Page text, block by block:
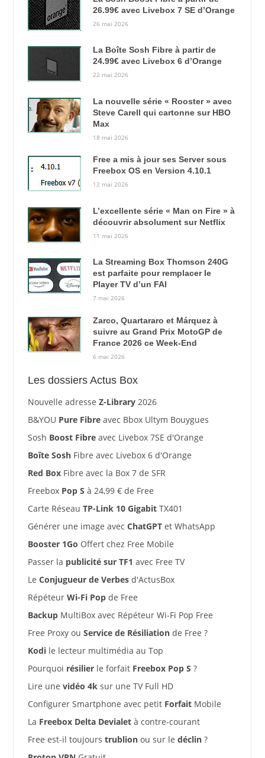
26.99€ avec Livebox 7 SE d’Orange
26 mai 2026
La Boîte Sosh Fibre à partir de
24.99€ avec Livebox 6 d’Orange
22 mai 2026
La nouvelle série « Rooster » avec
Steve Carell qui cartonne sur HBO
Max
18 mai 2026
Free a mis à jour ses Server sous
Freebox OS en Version 4.10.1
12 mai 2026
L’excellente série « Man on Fire » à
découvrir absolument sur Netflix
11 mai 2026
La Streaming Box Thomson 240G
est parfaite pour remplacer le
Player TV d’un FAI
7 mai 2026
Zarco, Quartararo et Márquez à
suivre au Grand Prix MotoGP de
France 2026 ce Week-End
6 mai 2026
Les dossiers Actus Box
Nouvelle adresse Z-Library2026
B&YOU Pure Fibreavec Bbox Ultym Bouygues
Sosh Boost Fibreavec Livebox 7SE d'Orange
Boîte SoshFibre avec Livebox 6 d'Orange
Red BoxFibre avec la Box 7 de SFR
Freebox Pop S à 24,99 € de Free
Carte Réseau TP-Link 10 GigabitTX401
Générer une image avec ChatGPTet WhatsApp
Booster 1Go Offert chez Free Mobile
Passer la publicité sur TF1 avec Free TV
Le Conjugueur de Verbesd'ActusBox
Répéteur Wi-Fi Popde Free
BackupMultiBox avec Répéteur Wi-Fi Pop Free
Free Proxy ou Service de Résiliationde Free ?
Kodile lecteur multimédia au Top
Pourquoi résilierle forfait Freebox Pop S ?
Lire une vidéo 4ksur une TV Full HD
Configurer Smartphone avec petit ForfaitMobile
La Freebox Delta Devialetà contre-courant
Free est-il toujours trublionou sur le déclin?